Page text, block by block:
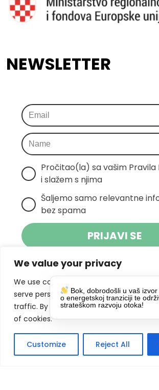
We value your privacy
We use cookies to enhance your
serve personalized ads or content, and
traffic. By clicking "Accept All", you
of cookies.
Customize Reject All
NEWSLETTER
Pročitao(la) sa vašim
i slažem s njima
Šaljemo samo relevantne
bez spama
PRIJAVI SE
Klikom na gumb dajete
primanje novosti Pokreta
slažete spolitikom
DRUŠTVENE
Bok, dobrodošli u vaš
o energetskoj tranziciji te
strateškom razvoju otoka!